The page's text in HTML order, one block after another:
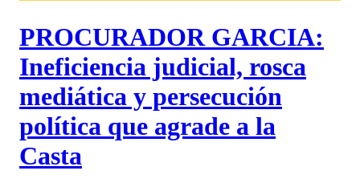
PROCURADOR GARCIA:
Ineficiencia judicial, rosca
mediática y persecución
política que agrade a la
Casta